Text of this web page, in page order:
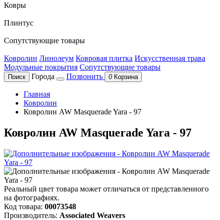
Ковры
Плинтус
Сопутствующие товары
Ковролин Линолеум Ковровая плитка Искусственная трава
Модульные покрытия Сопутствующие товары
Поиск Города Позвонить 0 Корзина
Главная
Ковролин
Ковролин AW Masquerade Yara - 97
Ковролин AW Masquerade Yara - 97
Реальный цвет товара может отличаться от представленного
на фотографиях.
Код товара: 00073548
Производитель: Associated Weavers